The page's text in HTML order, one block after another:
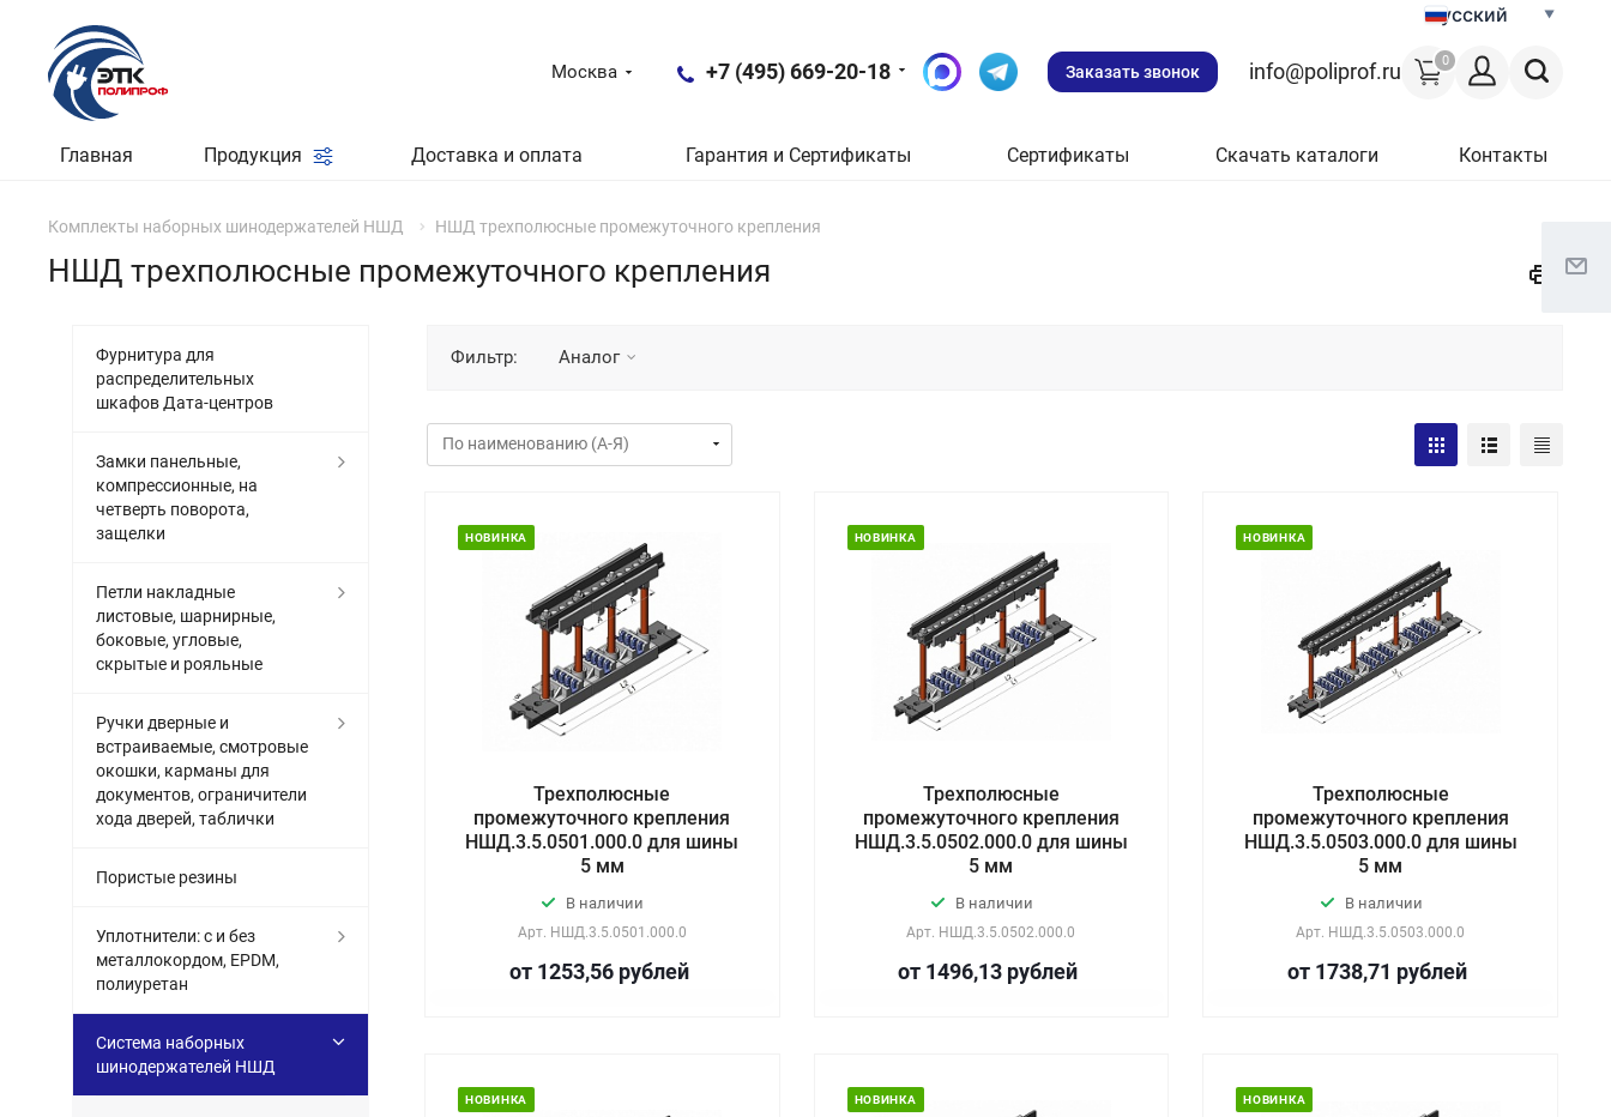
Русский
0
Москва +7 (495) 669-20-18 Заказать звонок info@poliprof.ru
Главная Продукция Доставка и оплата Гарантия и Сертификаты Сертификаты Скачать каталоги Контакты
Комплекты наборных шинодержателей НШД НШД трехполюсные промежуточного крепления
НШД трехполюсные промежуточного крепления
Фильтр: Аналог
НОВИНКА
Трехполюсные
промежуточного крепления
НШД.3.5.0501.000.0 для шины
5 мм
В наличии
Арт. НШД.3.5.0501.000.0
от 1253,56 рублей
НОВИНКА
Трехполюсные
промежуточного крепления
НШД.3.5.0502.000.0 для шины
5 мм
В наличии
Арт. НШД.3.5.0502.000.0
от 1496,13 рублей
НОВИНКА
Трехполюсные
промежуточного крепления
НШД.3.5.0503.000.0 для шины
5 мм
В наличии
Арт. НШД.3.5.0503.000.0
от 1738,71 рублей
НОВИНКА НОВИНКА НОВИНКА
Фурнитура для
распределительных
шкафов Дата-центров
Замки панельные,
компрессионные, на
четверть поворота,
защелки
Петли накладные
листовые, шарнирные,
боковые, угловые,
скрытые и рояльные
Ручки дверные и
встраиваемые, смотровые
окошки, карманы для
документов, ограничители
хода дверей, таблички
Пористые резины
Уплотнители: с и без
металлокордом, EPDM,
полиуретан
Система наборных
шинодержателей НШД